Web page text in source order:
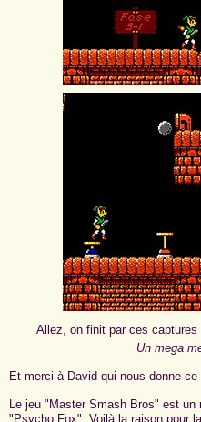
Allez, on finit par ces captures
Un mega
Et merci à David qui nous donne
Le jeu "Master Smash Bros" est un
"Psycho Fox". Voilà la raison pour